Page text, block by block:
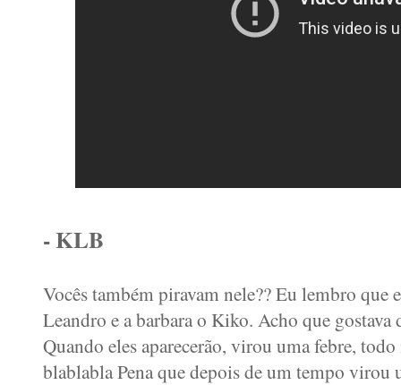
- KLB
Vocês também piravam nele?? Eu lembro que
Leandro e a barbara o Kiko. Acho que gostava
Quando eles aparecerão, virou uma febre,
blablabla Pena que depois de um tempo virou